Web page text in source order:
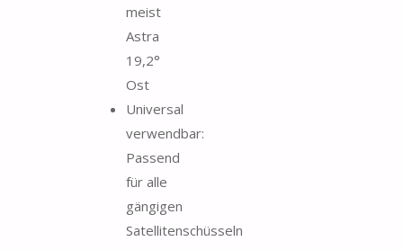
meist
Astra
19,2°
Ost
Universal
verwendbar:
Passend
für alle
gängigen
Satellitenschüsseln